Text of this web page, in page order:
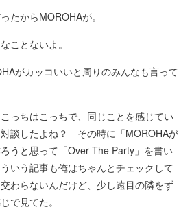
たからMOROHAが。
ことないよ。
がカッコいいと周りのみんなも言って
っちはこっちで、同じことを感じてい
談したよね？ その時に「MOROHAが
うと思って「Over The Party」を書い
いう記事も俺はちゃんとチェックして
わらないんだけど、少し遠目の隣をず
で見てた。